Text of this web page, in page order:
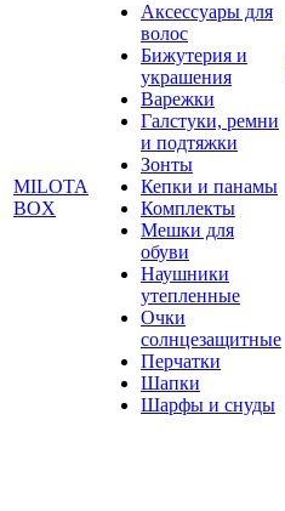
MILOTA
BOX
Аксессуары для
волос
Бижутерия и
украшения
Варежки
Галстуки, ремни
и подтяжки
Зонты
Кепки и панамы
Комплекты
Мешки для
обуви
Наушники
утепленные
Очки
солнцезащитные
Перчатки
Шапки
Шарфы и снуды